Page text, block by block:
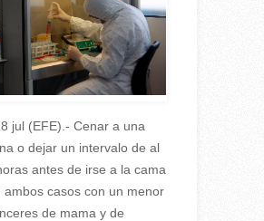
jul (EFE).- Cenar a una
o dejar un intervalo de al
antes de irse a la cama
ambos casos con un menor
de mama y de